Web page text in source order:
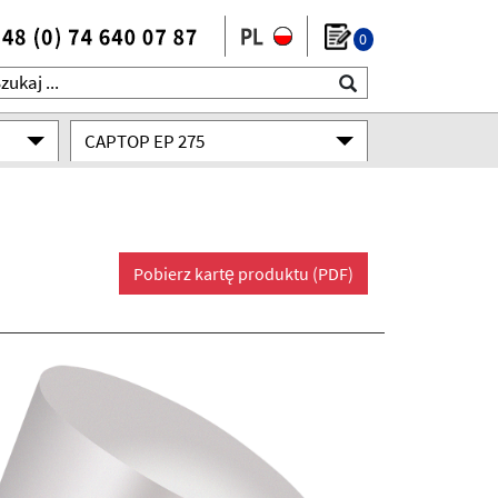
0
CAPTOP EP 275
Pobierz kartę produktu (PDF)